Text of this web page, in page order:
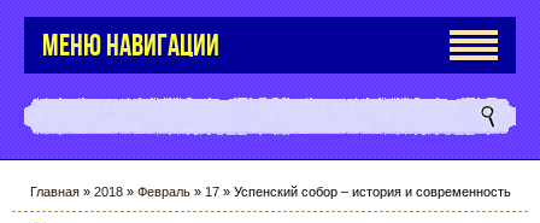
МЕНЮ НАВИГАЦИИ
Главная» 2018 » Февраль » 17» Успенский собор – история и современность